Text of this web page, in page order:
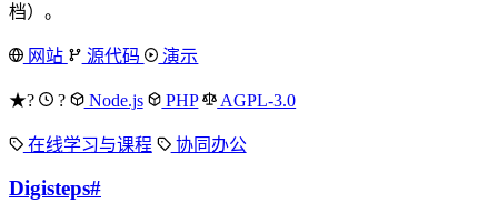
档）。
网站 源代码 演示
★? ? Node.js PHP AGPL-3.0
在线学习与课程 协同办公
Digisteps#